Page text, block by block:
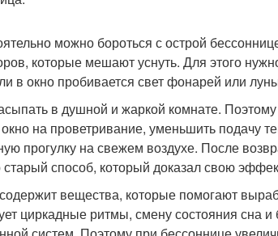
можно бороться с острой
которые мешают уснуть. Для этого
в окно пробивается свет фонарей или
в душной и жаркой комнате.
на проветривание, уменьшить подачу
прогулку на свежем воздухе. После
старый способ, который доказал свою
вещества, которые помогают
циркадные ритмы, смену состояния сна